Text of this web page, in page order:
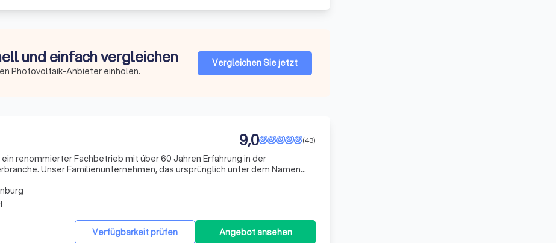
und einfach vergleichen
Photovoltaik-Anbieter einholen.
Vergleichen Sie jetzt
(43)
9,0
renommierter Fachbetrieb mit über 60 Jahren Erfahrung in der
Unser Familienunternehmen, das ursprünglich unter dem Namen
Verfügbarkeit prüfen Angebot ansehen